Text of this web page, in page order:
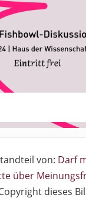
von: Darf
über
dieses